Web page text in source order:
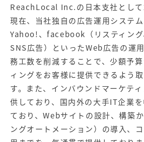
ReachLocal Inc.の日本支社として
現在、当社独自の広告運用システ
Yahoo!、facebook（リスティング
SNS広告）といったWeb広告の運
務工数を削減することで、少額予
ィングをお客様に提供できるよう
す。また、インバウンドマーケテ
供しており、国内外の大手IT企業
ており、Webサイトの設計、構築
ングオートメーション）の導入、